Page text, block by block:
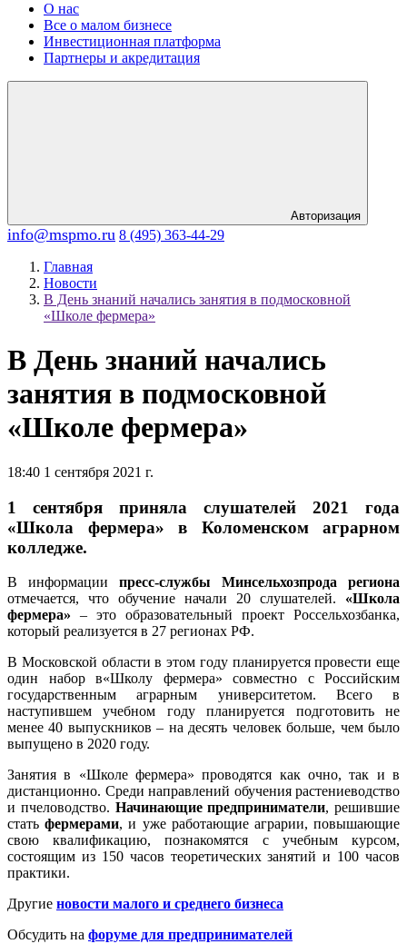
О нас
Все о малом бизнесе
Инвестиционная платформа
Партнеры и акредитация
Авторизация
info@mspmo.ru 8 (495) 363-44-29
Главная
Новости
В День знаний начались занятия в подмосковной
«Школе фермера»
В День знаний начались
занятия в подмосковной
«Школе фермера»
18:40 1 сентября 2021 г.
1 сентября приняла слушателей 2021 года
«Школа фермера» в Коломенском аграрном
колледже.
В информации пресс-службы Минсельхозпрода региона
отмечается, что обучение начали 20 слушателей. «Школа
фермера» – это образовательный проект Россельхозбанка,
который реализуется в 27 регионах РФ.
В Московской области в этом году планируется провести еще
один набор в«Школу фермера» совместно с Российским
государственным аграрным университетом. Всего в
наступившем учебном году планируется подготовить не
менее 40 выпускников – на десять человек больше, чем было
выпущено в 2020 году.
Занятия в «Школе фермера» проводятся как очно, так и в
дистанционно. Среди направлений обучения растениеводство
и пчеловодство. Начинающие предприниматели, решившие
статьфермерами, и уже работающие аграрии, повышающие
свою квалификацию, познакомятся с учебным курсом,
состоящим из 150 часов теоретических занятий и 100 часов
практики.
Другие новости малого и среднего бизнеса
Обсудить на форуме для предпринимателей